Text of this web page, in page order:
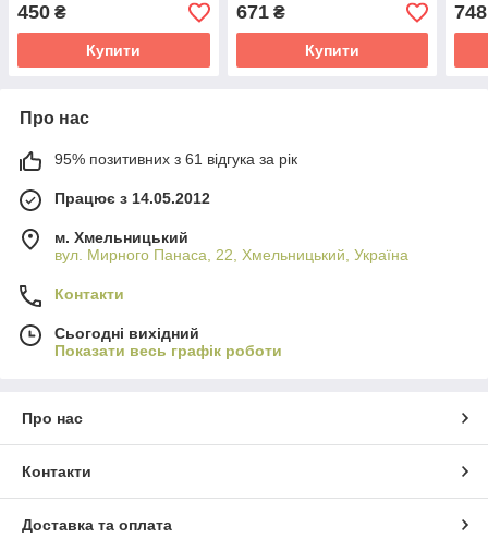
450 ₴
Купити
671₴
Купити
748
Про нас
95% позитивних з 61 відгука за рік
Працює з 14.05.2012
м. Хмельницький
вул. Мирного Панаса, 22, Хмельницький, Україна
Контакти
Сьогодні вихідний
Показати весь графік роботи
Про нас
Контакти
Доставка та оплата